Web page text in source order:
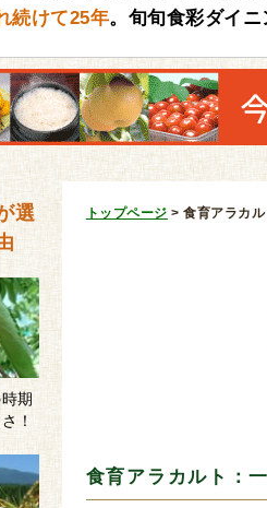
続けて25年。旬旬食彩ダイニ
トップページ >食育アラカ
食育アラカルト：
選
期
！